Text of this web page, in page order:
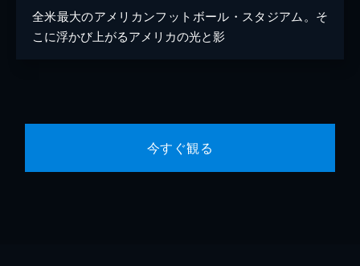
全米最大のアメリカンフットボール・スタジアム。そ
こに浮かび上がるアメリカの光と影
今すぐ観る